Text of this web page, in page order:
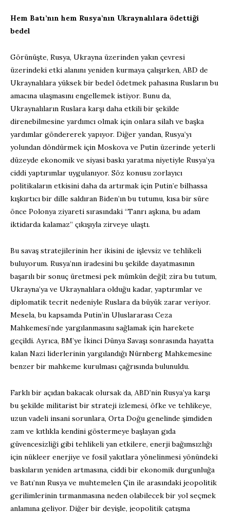
Hem Batı’nın hem Rusya’nın Ukraynalılara ödettiği
bedel
Görünüşte, Rusya, Ukrayna üzerinden yakın çevresi
üzerindeki etki alanını yeniden kurmaya çalışırken, ABD de
Ukraynalılara yüksek bir bedel ödetmek pahasına Rusların bu
amacına ulaşmasını engellemek istiyor. Bunu da,
Ukraynalıların Ruslara karşı daha etkili bir şekilde
direnebilmesine yardımcı olmak için onlara silah ve başka
yardımlar göndererek yapıyor. Diğer yandan, Rusya’yı
yolundan döndürmek için Moskova ve Putin üzerinde yeterli
düzeyde ekonomik ve siyasi baskı yaratma niyetiyle Rusya’ya
ciddi yaptırımlar uygulanıyor. Söz konusu zorlayıcı
politikaların etkisini daha da artırmak için Putin’e bilhassa
kışkırtıcı bir dille saldıran Biden’ın bu tutumu, kısa bir süre
önce Polonya ziyareti sırasındaki “Tanrı aşkına, bu adam
iktidarda kalamaz” çıkışıyla zirveye ulaştı.
Bu savaş stratejilerinin her ikisini de işlevsiz ve tehlikeli
buluyorum. Rusya’nın iradesini bu şekilde dayatmasının
başarılı bir sonuç üretmesi pek mümkün değil; zira bu tutum,
Ukrayna’ya ve Ukraynalılara olduğu kadar, yaptırımlar ve
diplomatik tecrit nedeniyle Ruslara da büyük zarar veriyor.
Mesela, bu kapsamda Putin’in Uluslararası Ceza
Mahkemesi’nde yargılanmasını sağlamak için harekete
geçildi. Ayrıca, BM’ye İkinci Dünya Savaşı sonrasında hayatta
kalan Nazi liderlerinin yargılandığı Nürnberg Mahkemesine
benzer bir mahkeme kurulması çağrısında bulunuldu.
Farklı bir açıdan bakacak olursak da, ABD’nin Rusya’ya karşı
bu şekilde militarist bir strateji izlemesi, öfke ve tehlikeye,
uzun vadeli insani sorunlara, Orta Doğu genelinde şimdiden
zam ve kıtlıkla kendini göstermeye başlayan gıda
güvencesizliği gibi tehlikeli yan etkilere, enerji bağımsızlığı
için nükleer enerjiye ve fosil yakıtlara yönelinmesi yönündeki
baskıların yeniden artmasına, ciddi bir ekonomik durgunluğa
ve Batı’nın Rusya ve muhtemelen Çin ile arasındaki jeopolitik
gerilimlerinin tırmanmasına neden olabilecek bir yol seçmek
anlamına geliyor. Diğer bir deyişle, jeopolitik çatışma